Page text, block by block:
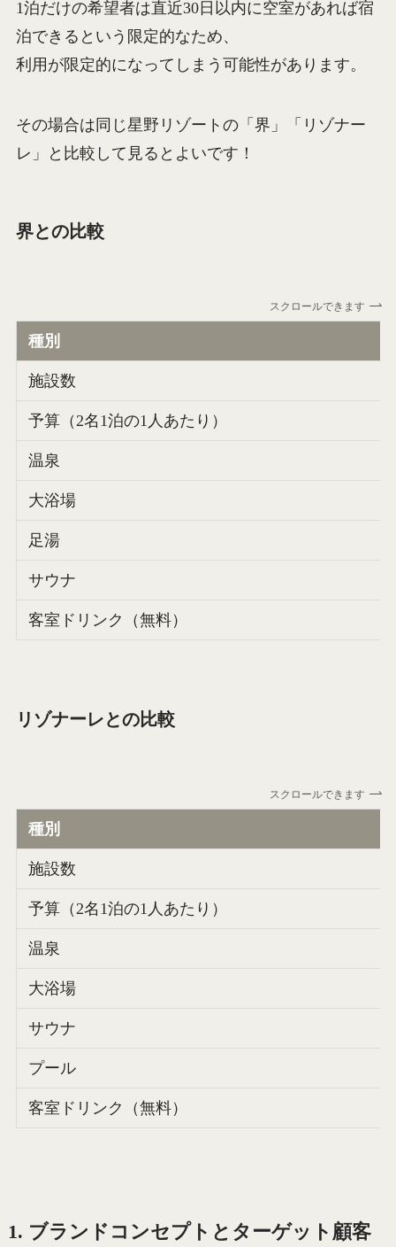
1泊だけの希望者は直近30日以内に空室があれば宿
泊できるという限定的なため、
利用が限定的になってしまう可能性があります。
その場合は同じ星野リゾートの「界」「リゾナー
レ」と比較して見るとよいです！
界との比較
スクロールできます
種別
施設数
予算（2名1泊の1人あたり）
温泉
大浴場
足湯
サウナ
客室ドリンク（無料）
リゾナーレとの比較
スクロールできます
種別
施設数
予算（2名1泊の1人あたり）
温泉
大浴場
サウナ
プール
客室ドリンク（無料）
1. ブランドコンセプトとターゲット顧客